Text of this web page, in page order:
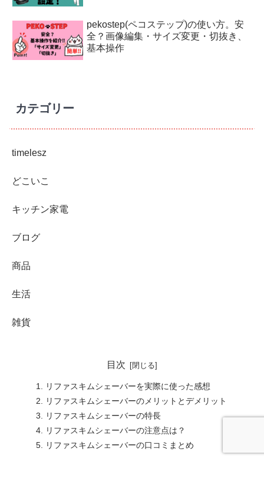
pekostep(ペコステップ)の使い方。安
全？画像編集・サイズ変更・切抜き、
基本操作
カテゴリー
timelesz
どこいこ
キッチン家電
ブログ
商品
生活
雑貨
目次
リファスキムシェーバーを実際に使った感想
リファスキムシェーバーのメリットとデメリット
リファスキムシェーバーの特長
リファスキムシェーバーの注意点は？
リファスキムシェーバーの口コミまとめ